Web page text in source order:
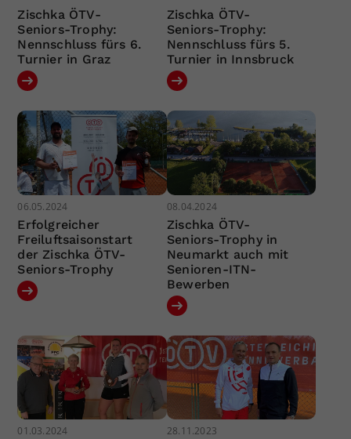
Zischka ÖTV-
Seniors-Trophy:
Nennschluss fürs 6.
Turnier in Graz
Zischka ÖTV-
Seniors-Trophy:
Nennschluss fürs 5.
Turnier in Innsbruck
06.05.2024
Erfolgreicher
Freiluftsaisonstart
der Zischka ÖTV-
Seniors-Trophy
08.04.2024
Zischka ÖTV-
Seniors-Trophy in
Neumarkt auch mit
Senioren-ITN-
Bewerben
01.03.2024 28.11.2023